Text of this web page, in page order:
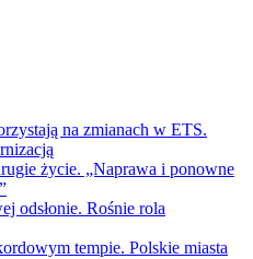
na zmianach w ETS.
życie. „Naprawa i ponowne
odsłonie. Rośnie rola
tempie. Polskie miasta